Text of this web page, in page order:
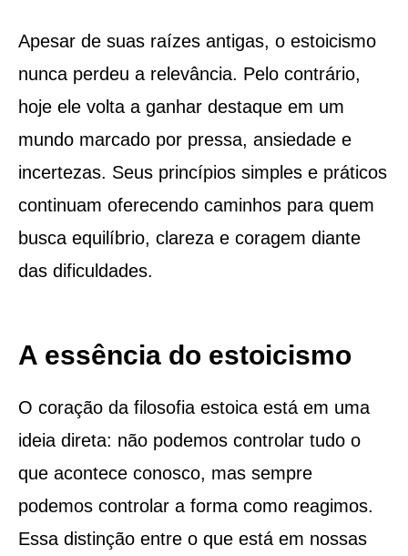
Apesar de suas raízes antigas, o estoicismo
nunca perdeu a relevância. Pelo contrário,
hoje ele volta a ganhar destaque em um
mundo marcado por pressa, ansiedade e
incertezas. Seus princípios simples e práticos
continuam oferecendo caminhos para quem
busca equilíbrio, clareza e coragem diante
das dificuldades.
A essência do estoicismo
O coração da filosofia estoica está em uma
ideia direta: não podemos controlar tudo o
que acontece conosco, mas sempre
podemos controlar a forma como reagimos.
Essa distinção entre o que está em nossas